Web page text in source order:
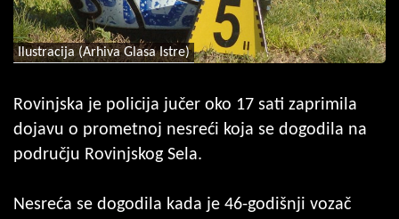
Ilustracija (Arhiva Glasa Istre)
Rovinjska je policija jučer oko 17 sati zaprimila
dojavu o prometnoj nesreći koja se dogodila na
području Rovinjskog Sela.
Nesreća se dogodila kada je 46-godišnji vozač